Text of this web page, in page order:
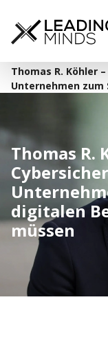
Thomas R. Köhler
Unternehmen
Thomas R.
digitalen
müssen